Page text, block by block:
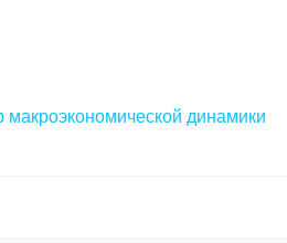
макроэкономической динамики